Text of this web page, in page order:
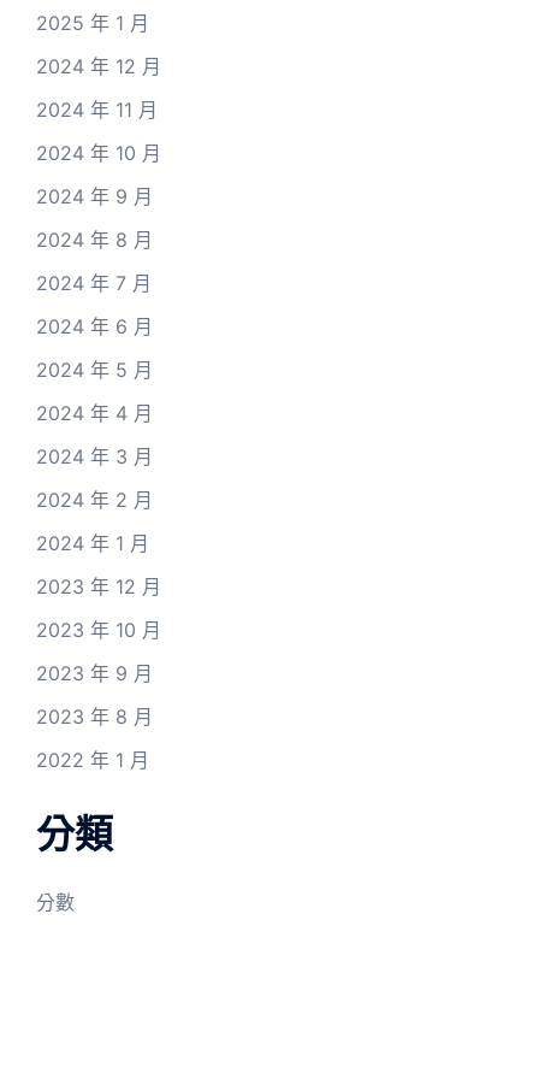
2025 年 1 月
2024 年 12 月
2024 年 11 月
2024 年 10 月
2024 年 9 月
2024 年 8 月
2024 年 7 月
2024 年 6 月
2024 年 5 月
2024 年 4 月
2024 年 3 月
2024 年 2 月
2024 年 1 月
2023 年 12 月
2023 年 10 月
2023 年 9 月
2023 年 8 月
2022 年 1 月
分類
分數